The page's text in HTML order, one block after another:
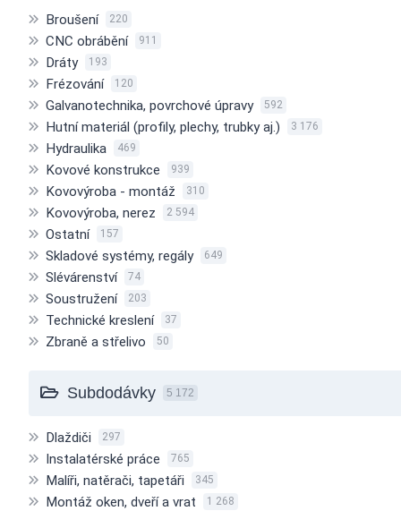
Broušení 220
CNC obrábění 911
Dráty 193
Frézování 120
Galvanotechnika, povrchové úpravy 592
Hutní materiál (profily, plechy, trubky aj.) 3 176
Hydraulika 469
Kovové konstrukce 939
Kovovýroba - montáž 310
Kovovýroba, nerez 2 594
Ostatní 157
Skladové systémy, regály 649
Slévárenství 74
Soustružení 203
Technické kreslení 37
Zbraně a střelivo 50
Subdodávky 5 172
Dlaždiči 297
Instalatérské práce 765
Malíři, natěrači, tapetáři 345
Montáž oken, dveří a vrat 1 268